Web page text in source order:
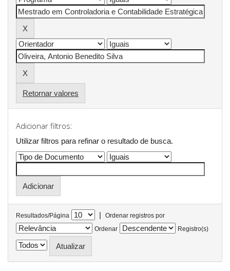
Retornar valores
Adicionar filtros:
Utilizar filtros para refinar o resultado de busca.
Resultados/Página |
Ordenar registros por
Ordenar
Registro(s)